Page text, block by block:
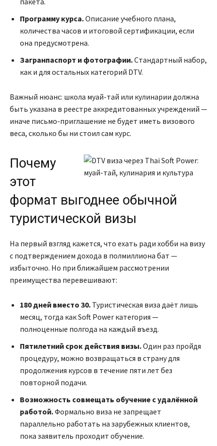
Программу курса.Описание учебного плана,
количества часов и итоговой сертификации, если
она предусмотрена.
Загранпаспорт и фотографии.Стандартный набор,
как и для остальных категорий DTV.
Важный нюанс: школа муай-тай или кулинарии должна
быть указана в реестре аккредитованных учреждений —
иначе письмо-приглашение не будет иметь визового
веса, сколько бы ни стоил сам курс.
Почему
этот
формат выгоднее обычной
туристической визы
На первый взгляд кажется, что ехать ради хобби на визу
с подтверждением дохода в полмиллиона бат —
избыточно. Но при ближайшем рассмотрении
преимущества перевешивают:
180 дней вместо 30. Туристическая виза даёт лишь
месяц, тогда как Soft Power категория —
полноценные полгода на каждый въезд.
Пятилетний срок действия визы.Один раз пройдя
процедуру, можно возвращаться в страну для
продолжения курсов в течение пяти лет без
повторной подачи.
Возможность совмещать обучение с удалённой
работой.Формально виза не запрещает
параллельно работать на зарубежных клиентов,
пока заявитель проходит обучение.